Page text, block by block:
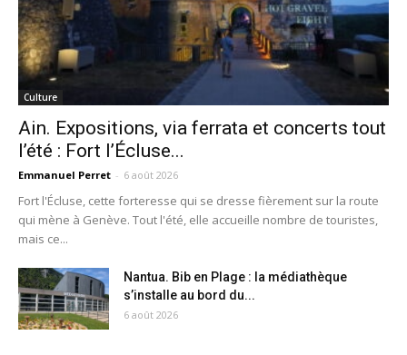
Culture
Ain. Expositions, via ferrata et concerts tout
l’été : Fort l’Écluse...
Emmanuel Perret - 6 août 2026
Fort l'Écluse, cette forteresse qui se dresse fièrement sur la route
qui mène à Genève. Tout l'été, elle accueille nombre de touristes,
mais ce...
Nantua. Bib en Plage : la médiathèque
s’installe au bord du...
6 août 2026